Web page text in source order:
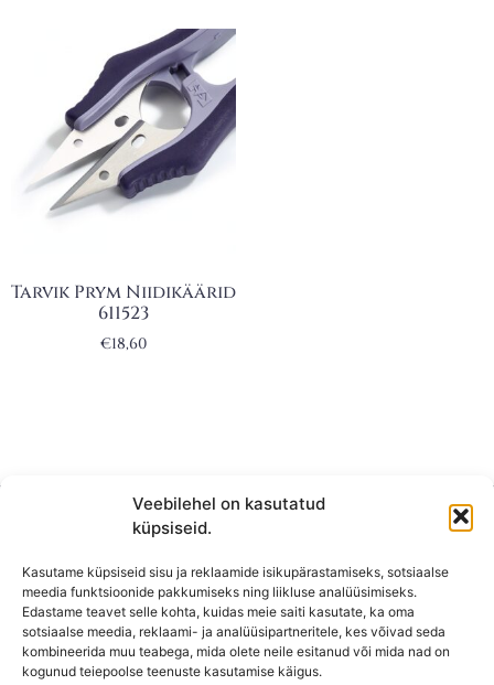
Veebilehel on kasutatud
küpsiseid.
Kasutame küpsiseid sisu ja reklaamide isikupärastamiseks, sotsiaalse
meedia funktsioonide pakkumiseks ning liikluse analüüsimiseks.
Edastame teavet selle kohta, kuidas meie saiti kasutate, ka oma
sotsiaalse meedia, reklaami- ja analüüsipartneritele, kes võivad seda
kombineerida muu teabega, mida olete neile esitanud või mida nad on
kogunud teiepoolse teenuste kasutamise käigus.
Tarvik Prym Niidikäärid
611523
€18,60
KONTAKT